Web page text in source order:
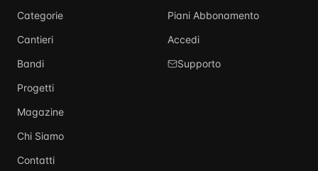
Categorie
Cantieri
Bandi
Progetti
Magazine
Chi Siamo
Contatti
Piani Abbonamento
Accedi
Supporto